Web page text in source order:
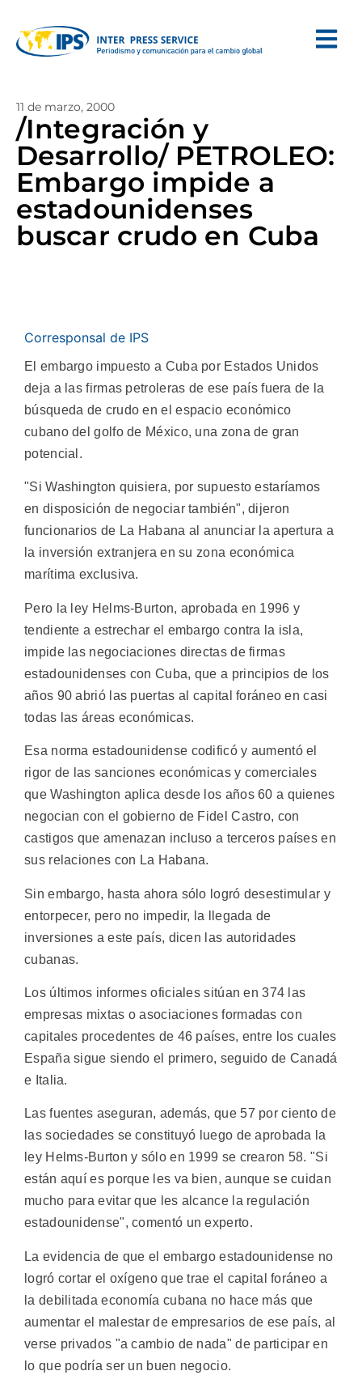
11 de marzo, 2000
/Integración y
Desarrollo/ PETROLEO:
Embargo impide a
estadounidenses
buscar crudo en Cuba
Corresponsal de IPS
El embargo impuesto a Cuba por Estados Unidos
deja a las firmas petroleras de ese país fuera de la
búsqueda de crudo en el espacio económico
cubano del golfo de México, una zona de gran
potencial.
"Si Washington quisiera, por supuesto estaríamos
en disposición de negociar también", dijeron
funcionarios de La Habana al anunciar la apertura a
la inversión extranjera en su zona económica
marítima exclusiva.
Pero la ley Helms-Burton, aprobada en 1996 y
tendiente a estrechar el embargo contra la isla,
impide las negociaciones directas de firmas
estadounidenses con Cuba, que a principios de los
años 90 abrió las puertas al capital foráneo en casi
todas las áreas económicas.
Esa norma estadounidense codificó y aumentó el
rigor de las sanciones económicas y comerciales
que Washington aplica desde los años 60 a quienes
negocian con el gobierno de Fidel Castro, con
castigos que amenazan incluso a terceros países en
sus relaciones con La Habana.
Sin embargo, hasta ahora sólo logró desestimular y
entorpecer, pero no impedir, la llegada de
inversiones a este país, dicen las autoridades
cubanas.
Los últimos informes oficiales sitúan en 374 las
empresas mixtas o asociaciones formadas con
capitales procedentes de 46 países, entre los cuales
España sigue siendo el primero, seguido de Canadá
e Italia.
Las fuentes aseguran, además, que 57 por ciento de
las sociedades se constituyó luego de aprobada la
ley Helms-Burton y sólo en 1999 se crearon 58. "Si
están aquí es porque les va bien, aunque se cuidan
mucho para evitar que les alcance la regulación
estadounidense", comentó un experto.
La evidencia de que el embargo estadounidense no
logró cortar el oxígeno que trae el capital foráneo a
la debilitada economía cubana no hace más que
aumentar el malestar de empresarios de ese país, al
verse privados "a cambio de nada" de participar en
lo que podría ser un buen negocio.